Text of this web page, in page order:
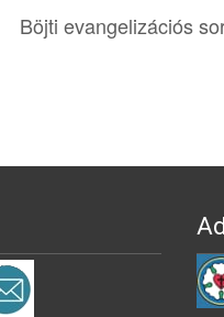
Böjti evangelizációs